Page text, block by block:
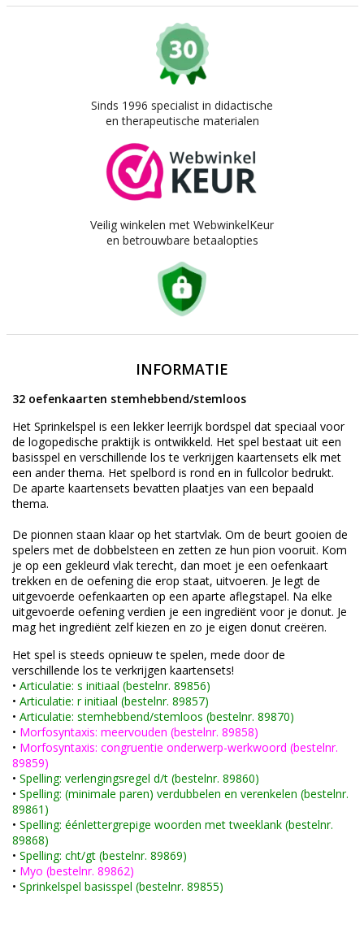
Sinds 1996 specialist in didactische
en therapeutische materialen
Veilig winkelen met WebwinkelKeur
en betrouwbare betaalopties
INFORMATIE
32 oefenkaarten stemhebbend/stemloos
Het Sprinkelspel is een lekker leerrijk bordspel dat speciaal voor
de logopedische praktijk is ontwikkeld. Het spel bestaat uit een
basisspel en verschillende los te verkrijgen kaartensets elk met
een ander thema. Het spelbord is rond en in fullcolor bedrukt.
De aparte kaartensets bevatten plaatjes van een bepaald
thema.
De pionnen staan klaar op het startvlak. Om de beurt gooien de
spelers met de dobbelsteen en zetten ze hun pion vooruit. Kom
je op een gekleurd vlak terecht, dan moet je een oefenkaart
trekken en de oefening die erop staat, uitvoeren. Je legt de
uitgevoerde oefenkaarten op een aparte aflegstapel. Na elke
uitgevoerde oefening verdien je een ingrediënt voor je donut. Je
mag het ingrediënt zelf kiezen en zo je eigen donut creëren.
Het spel is steeds opnieuw te spelen, mede door de
verschillende los te verkrijgen kaartensets!
• Articulatie: s initiaal (bestelnr. 89856)
• Articulatie: r initiaal (bestelnr. 89857)
• Articulatie: stemhebbend/stemloos (bestelnr. 89870)
• Morfosyntaxis: meervouden (bestelnr. 89858)
• Morfosyntaxis: congruentie onderwerp-werkwoord (bestelnr.
89859)
• Spelling: verlengingsregel d/t (bestelnr. 89860)
• Spelling: (minimale paren) verdubbelen en verenkelen (bestelnr.
89861)
• Spelling: éénlettergrepige woorden met tweeklank (bestelnr.
89868)
• Spelling: cht/gt (bestelnr. 89869)
• Myo (bestelnr. 89862)
• Sprinkelspel basisspel (bestelnr. 89855)